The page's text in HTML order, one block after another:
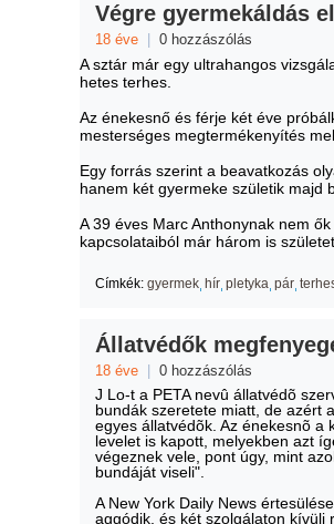
Végre gyermekáldás
18 éve 0 hozzászólás
A sztár már egy ultrahangos
hetes terhes.
Az énekesnő és férje két éve
mesterséges megtermékenyítés
Egy forrás szerint a beavatkozás
hanem két gyermeke születik majd
A 39 éves Marc Anthonynak nem
kapcsolataiból már három is
Címkék: gyermek hír pletyka pár
Állatvédők
18 éve 0 hozzászólás
J Lo-t a PETA nevû állatvédõ
bundák szeretete miatt, de azért
egyes állatvédõk. Az énekesnõ a
levelet is kapott, melyekben azt
végeznek vele, pont úgy, mint
bundáját viseli".
A New York Daily News
aggódik, és két szolgálaton